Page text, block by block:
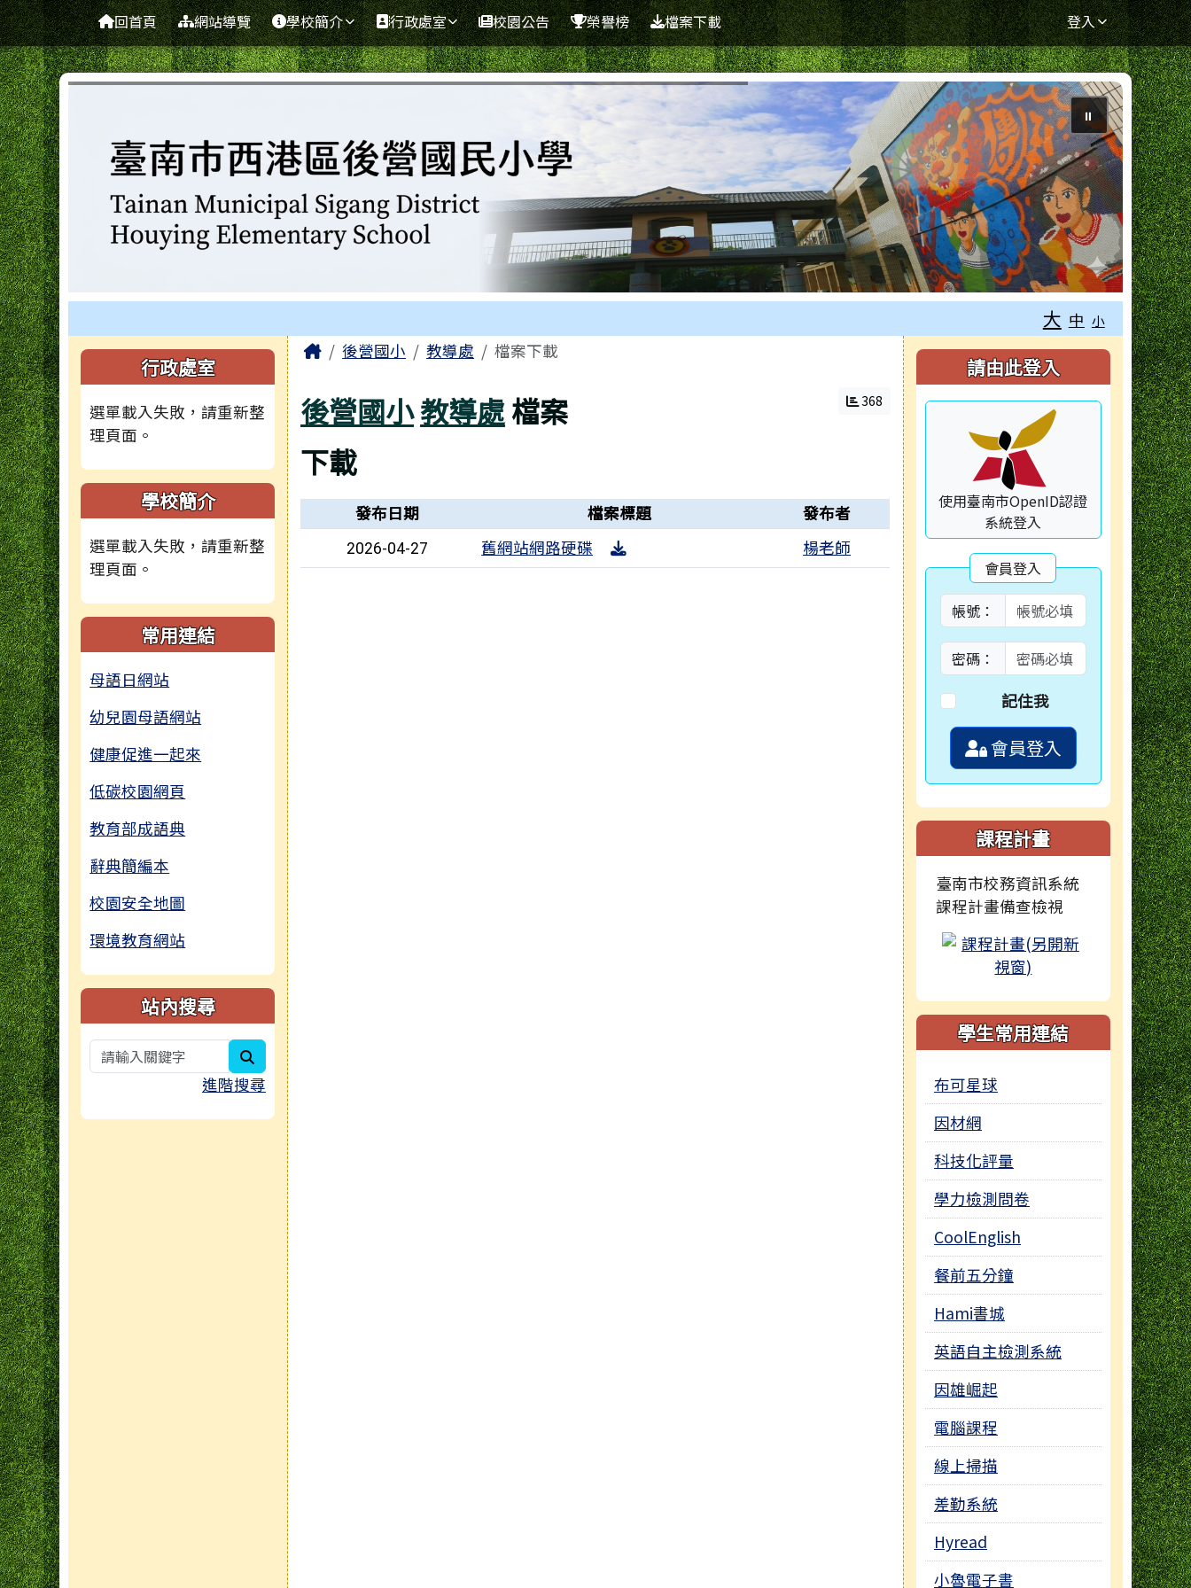
跳至主內容區
臺南市西港區後營國民小學
導覽列 回首頁 網站導覽 學校簡介 行政處室 校園公告 榮譽榜 檔案下載 登入
⏸
大 中 小
左邊區域內容
行政處室
選單載入失敗，請重新整
理頁面。
學校簡介
選單載入失敗，請重新整
理頁面。
常用連結
母語日網站
幼兒園母語網站
健康促進一起來
低碳校園網頁
教育部成語典
辭典簡編本
校園安全地圖
環境教育網站
站內搜尋
search
進階搜尋
主內容區域
Home後營國小 教導處 檔案下載
後營國小教導處檔案
下載
368
檔案列表發布日期 檔案標題 發布者
2026-04-27 舊網站網路硬碟 楊老師
右邊區域內容
請由此登入
使用臺南市OpenID認證
系統登入
會員登入
帳號：
密碼：
記住我
會員登入
課程計畫
臺南市校務資訊系統
課程計畫備查檢視
學生常用連結
布可星球
因材網
科技化評量
學力檢測問卷
CoolEnglish
餐前五分鐘
Hami書城
英語自主檢測系統
因雄崛起
電腦課程
線上掃描
差勤系統
Hyread
小魯電子書
頁尾區域